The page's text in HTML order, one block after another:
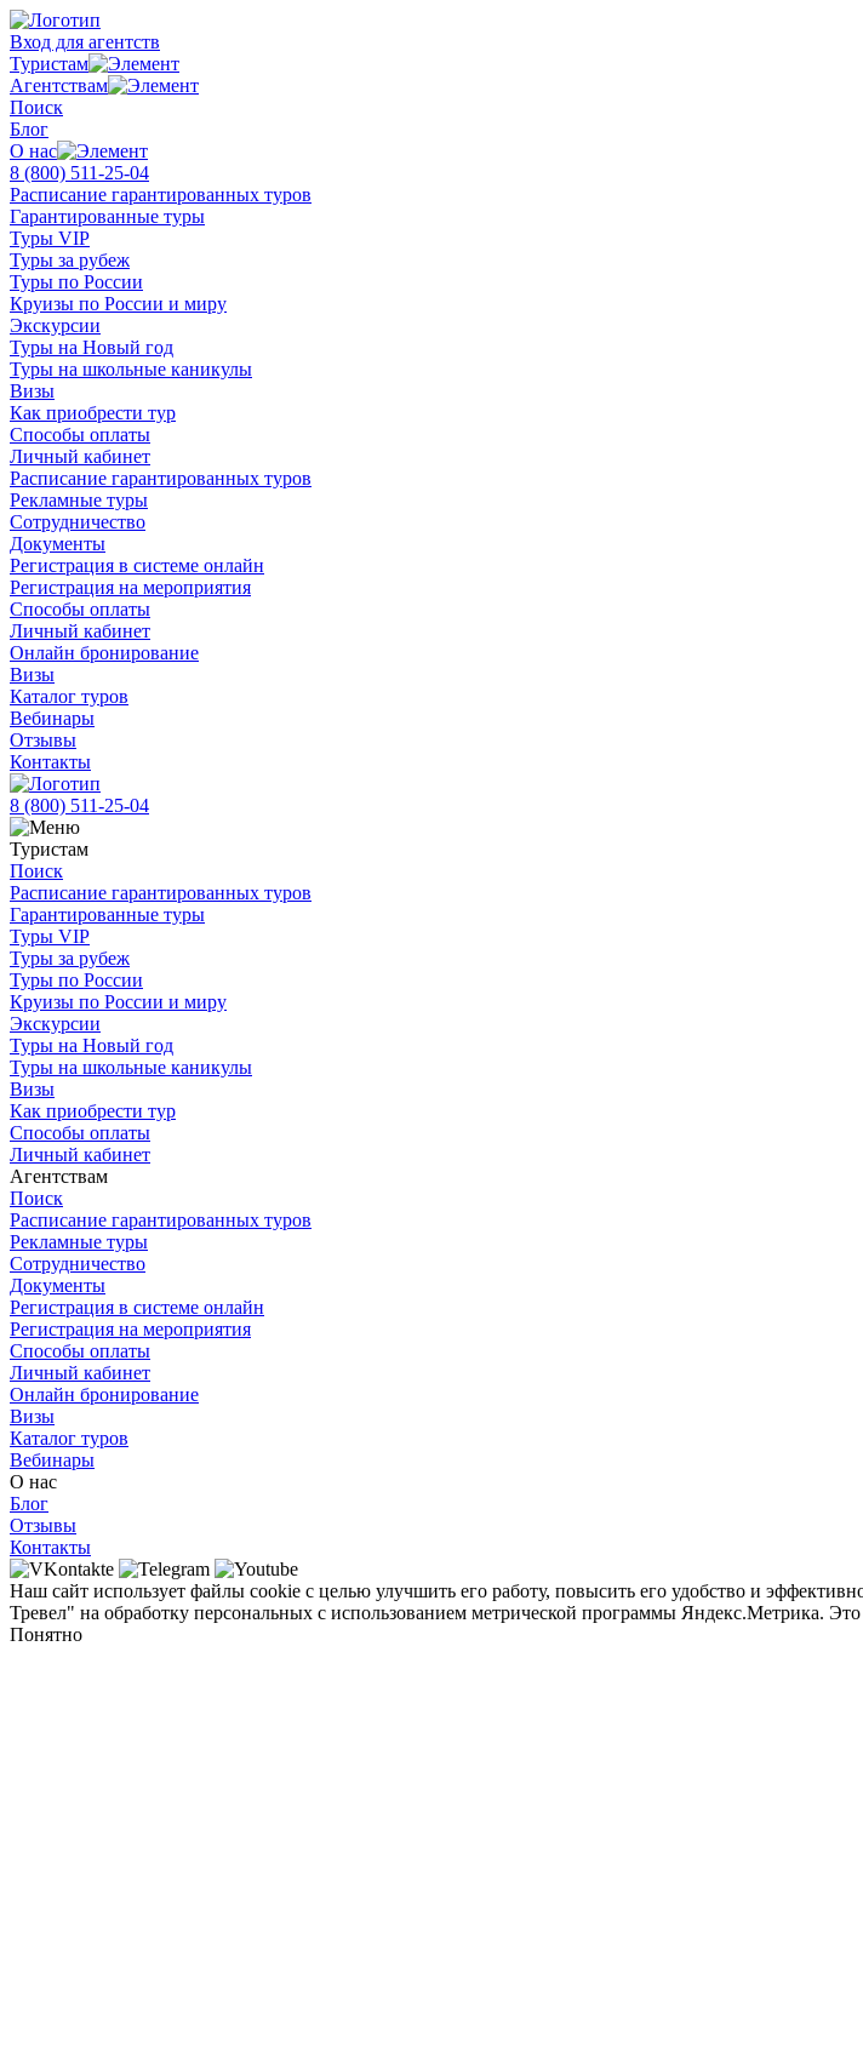
Вход для агентств
Туристам
Агентствам
Поиск
Блог
О нас
8 (800) 511-25-04
Расписание гарантированных туров
Гарантированные туры
Туры VIP
Туры за рубеж
Туры по России
Круизы по России и миру
Экскурсии
Туры на Новый год
Туры на школьные каникулы
Визы
Как приобрести тур
Способы оплаты
Личный кабинет
Расписание гарантированных туров
Рекламные туры
Сотрудничество
Документы
Регистрация в системе онлайн
Регистрация на мероприятия
Способы оплаты
Личный кабинет
Онлайн бронирование
Визы
Каталог туров
Вебинары
Отзывы
Контакты
8 (800) 511-25-04
Туристам
Поиск
Расписание гарантированных туров
Гарантированные туры
Туры VIP
Туры за рубеж
Туры по России
Круизы по России и миру
Экскурсии
Туры на Новый год
Туры на школьные каникулы
Визы
Как приобрести тур
Способы оплаты
Личный кабинет
Агентствам
Поиск
Расписание гарантированных туров
Рекламные туры
Сотрудничество
Документы
Регистрация в системе онлайн
Регистрация на мероприятия
Способы оплаты
Личный кабинет
Онлайн бронирование
Визы
Каталог туров
Вебинары
О нас
Блог
Отзывы
Контакты
Наш сайт использует файлы cookie с целью улучшить его работу, повысить его удобство и
Тревел" на обработку персональных с использованием метрической программы Яндекс.Метрика.
Понятно